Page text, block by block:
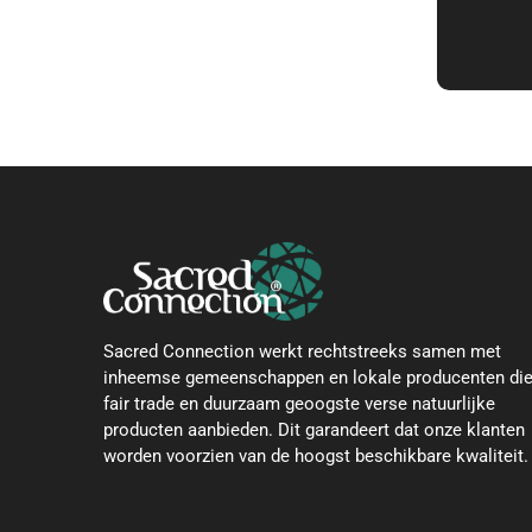
Sacred Connection werkt rechtstreeks samen met
inheemse gemeenschappen en lokale producenten die
fair trade en duurzaam geoogste verse natuurlijke
producten aanbieden. Dit garandeert dat onze klanten
worden voorzien van de hoogst beschikbare kwaliteit.